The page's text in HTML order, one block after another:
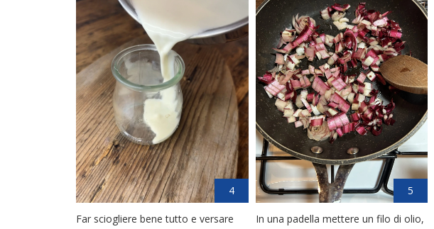
4
Far sciogliere bene tutto e versare
5
In una padella mettere un filo di olio,